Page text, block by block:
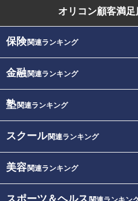
オリコン顧客満足
保険関連ランキング
金融関連ランキング
塾関連ランキング
スクール関連ランキング
美容関連ランキング